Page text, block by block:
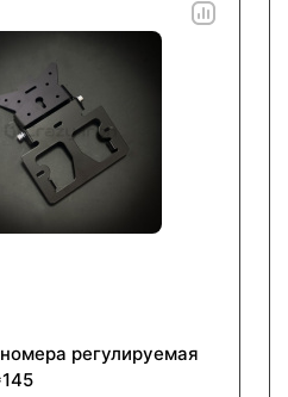
регулируемая